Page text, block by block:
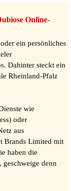
Online-
ein persönliches
Dahinter steckt ein
Rheinland-Pfalz
wie
oder
aus
Brands Limited mit
haben die
geschweige denn